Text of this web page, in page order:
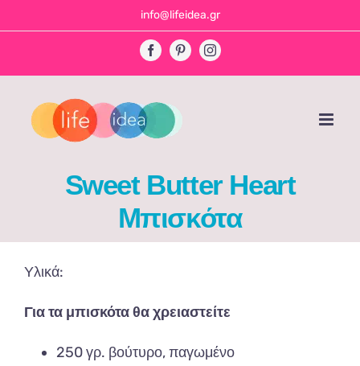
to
info@lifeidea.gr
FacebookPinterestInstagram
Sweet Butter Heart
Μπισκότα
Υλικά:
Για τα μπισκότα θα χρειαστείτε
250 γρ. βούτυρο, παγωμένο